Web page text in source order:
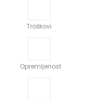
Troškovi
Opremljenost